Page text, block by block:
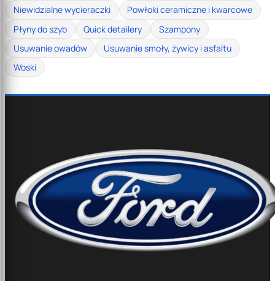
Niewidzialne wycieraczki
Powłoki ceramiczne i kwarcowe
Płyny do szyb
Quick detailery
Szampony
Usuwanie owadów
Usuwanie smoły, żywicy i asfaltu
Woski